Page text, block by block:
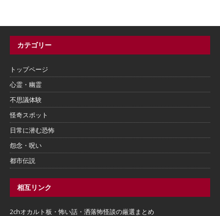
カテゴリー
トップページ
心霊・幽霊
不思議体験
怪奇スポット
日常に潜む恐怖
怨念・呪い
都市伝説
相互リンク
2chオカルト板・怖い話・洒落怖怪談の厳選まとめ